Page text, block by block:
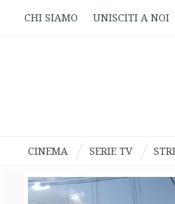
CHI SIAMO UNISCITI A NOI
CINEMA SERIE TV